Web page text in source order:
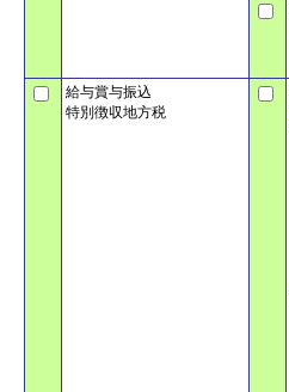
給与賞与振込
特別徴収地方税